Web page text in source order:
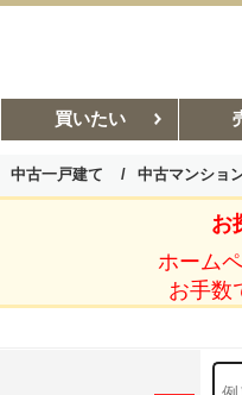
買いたい
中古一戸建て 中古マンショ
お
ホーム
お手数